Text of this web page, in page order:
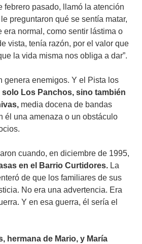
febrero pasado, llamó la atención
preguntaron qué se sentía matar,
era normal, como sentir lástima o
vista, tenía razón, por el valor que
la vida misma nos obliga a dar”.
genera enemigos. Y el Pista los
solo Los Panchos, sino también
media docena de bandas
él una amenaza o un obstáculo
cuando, en diciembre de 1995,
en el Barrio Curtidores. La
de que los familiares de sus
No era una advertencia. Era
Y en esa guerra, él sería el
hermana de Mario, y María